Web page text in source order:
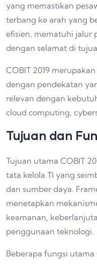
yang memastikan
terbang ke arah yang
efisien, mematuhi jalur
dengan selamat di
COBIT 2019
dengan pendekatan
relevan dengan
cloud computing,
Tujuan dan
Tujuan utama COBIT
tata kelola TI yang
dan sumber daya.
menetapkan
keamanan,
penggunaan teknologi.
Beberapa fungsi utama